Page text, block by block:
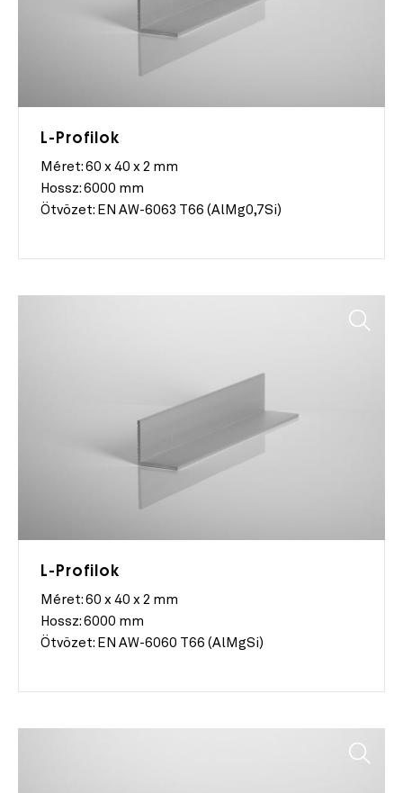
L-Profilok
Méret: 60 x 40 x 2 mm
Hossz: 6000 mm
Ötvözet: EN AW-6063 T66 (AlMg0,7Si)
L-Profilok
Méret: 60 x 40 x 2 mm
Hossz: 6000 mm
Ötvözet: EN AW-6060 T66 (AlMgSi)